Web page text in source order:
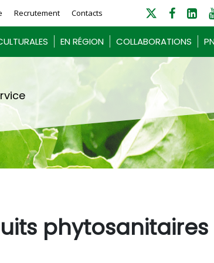
Recrutement Contacts
EN RÉGION COLLABORATIONS
phytosanitaires